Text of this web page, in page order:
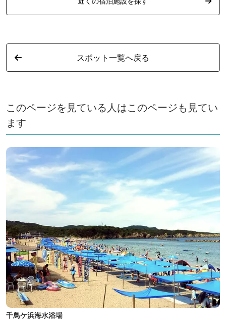
スポット一覧へ戻る
このページを見ている人はこのページも見てい
ます
千鳥ケ浜海水浴場